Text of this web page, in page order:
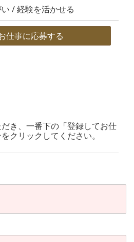
/ 経験を活かせる
仕事に応募する
き、一番下の「登録してお仕
クリックしてください。